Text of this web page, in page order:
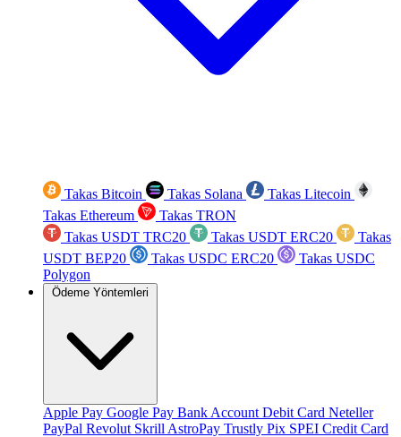
Takas Bitcoin Takas Solana
Takas Litecoin
Takas Ethereum
Takas TRON
Takas USDT TRC20
Takas USDT ERC20
Takas
USDT BEP20
Takas USDC ERC20
Takas USDC
Polygon
Ödeme Yöntemleri
Apple Pay Google Pay Bank Account Debit Card Neteller
PayPal Revolut Skrill AstroPay Trustly Pix SPEI Credit Card